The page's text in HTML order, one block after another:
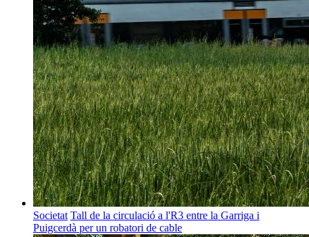
Societat Tall de la circulació a l'R3 entre la Garriga i
Puigcerdà per un robatori de cable